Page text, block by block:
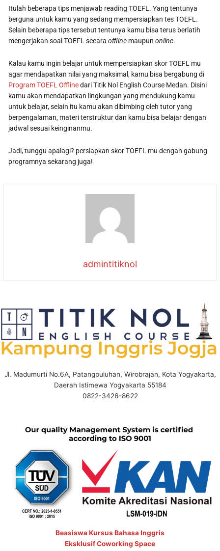
Itulah beberapa tips menjawab reading TOEFL. Yang tentunya
berguna untuk kamu yang sedang mempersiapkan tes TOEFL.
Selain beberapa tips tersebut tentunya kamu bisa terus berlatih
mengerjakan soal TOEFL secaraoffline maupunonline.
Kalau kamu ingin belajar untuk mempersiapkan skor TOEFL mu
agar mendapatkan nilai yang maksimal, kamu bisa bergabung di
Program TOEFL Offlinedari Titik Nol English Course Medan. Disini
kamu akan mendapatkan lingkungan yang mendukung kamu
untuk belajar, selain itu kamu akan dibimbing oleh tutor yang
berpengalaman, materi terstruktur dan kamu bisa belajar dengan
jadwal sesuai keinginanmu.
Jadi, tunggu apalagi? persiapkan skor TOEFL mu dengan gabung
programnya sekarang juga!
admintitiknol
Jl. Madumurti No.6A, Patangpuluhan, Wirobrajan, Kota Yogyakarta,
Daerah Istimewa Yogyakarta 55184
0822-3426-8622
Beasiswa Kursus Bahasa Inggris
Eksklusif Coworking Space